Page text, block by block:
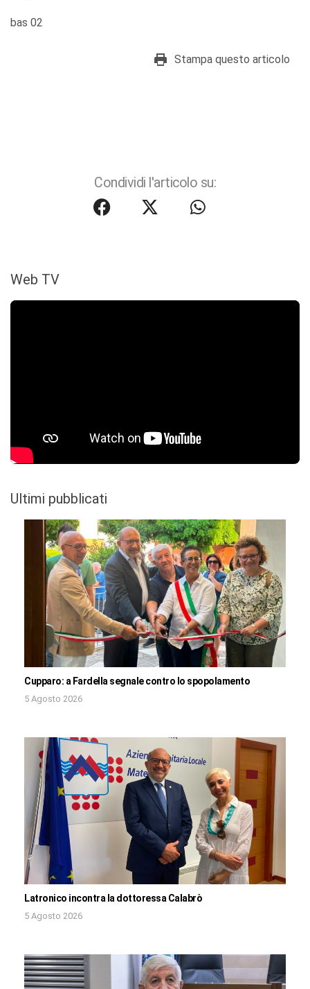
bas 02
Stampa questo articolo
Condividi l'articolo su:
Web TV
Ultimi pubblicati
Cupparo: a Fardella segnale contro lo spopolamento
5 Agosto 2026
Latronico incontra la dottoressa Calabrò
5 Agosto 2026